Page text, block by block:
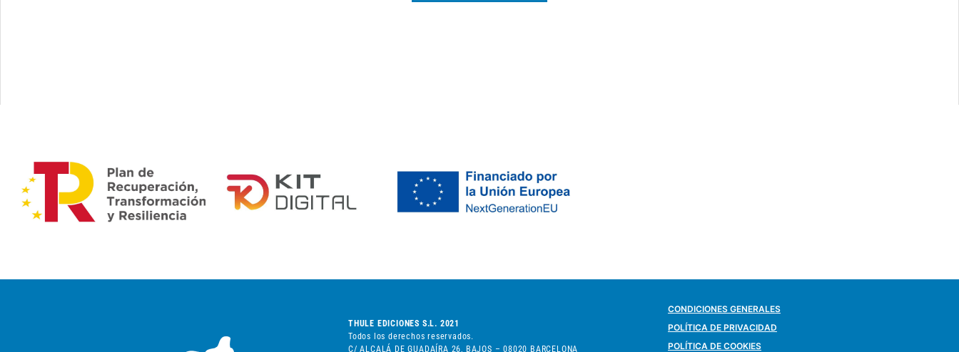
THULE EDICIONES S.L. 2021
Todos los derechos reservados.
C/ ALCALÁ DE GUADAÍRA 26, BAJOS – 08020 BARCELONA
CONDICIONES GENERALES
POLÍTICA DE PRIVACIDAD
POLÍTICA DE COOKIES